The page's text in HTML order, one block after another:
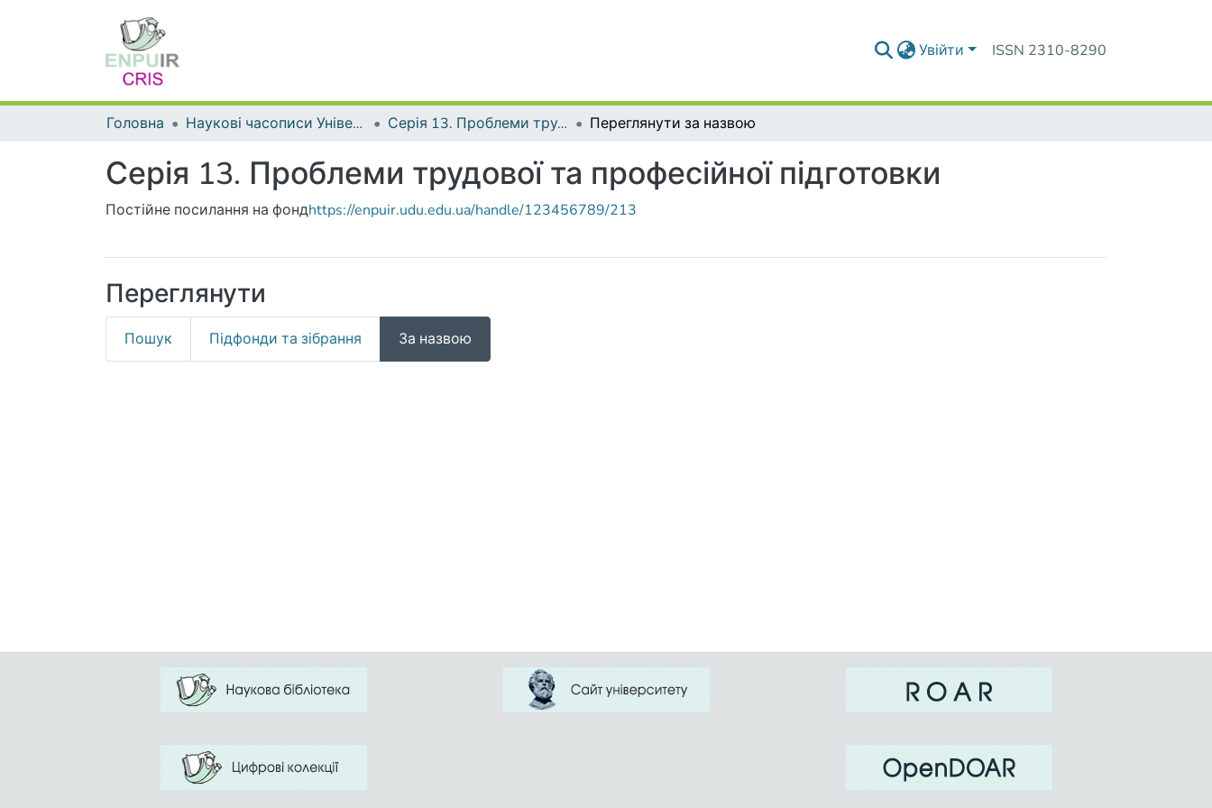
Увійти ISSN 2310-8290
Головна Наукові часописи Університету Серія 13. Проблеми трудової та професійної підготовки Переглянути за назвою
Серія 13. Проблеми трудової та професійної підготовки
Постійне посилання на фондhttps://enpuir.udu.edu.ua/handle/123456789/213
Переглянути
Пошук Підфонди та зібрання За назвою